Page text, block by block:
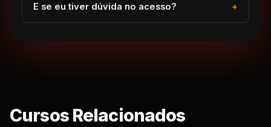
E se eu tiver dúvida no acesso?
Cursos Relacionados